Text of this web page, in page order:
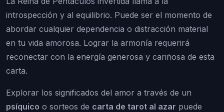
introspección y al equilibrio. Puede ser el momento de
abordar cualquier dependencia o distracción material
en tu vida amorosa. Lograr la armonía requerirá
reconectar con la energía generosa y cariñosa de esta
carta.
Explorar los significados del amor a través de un
psíquico o sorteos de carta de tarot al azar puede